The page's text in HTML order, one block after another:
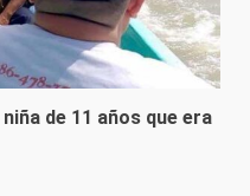
de 11 años que era